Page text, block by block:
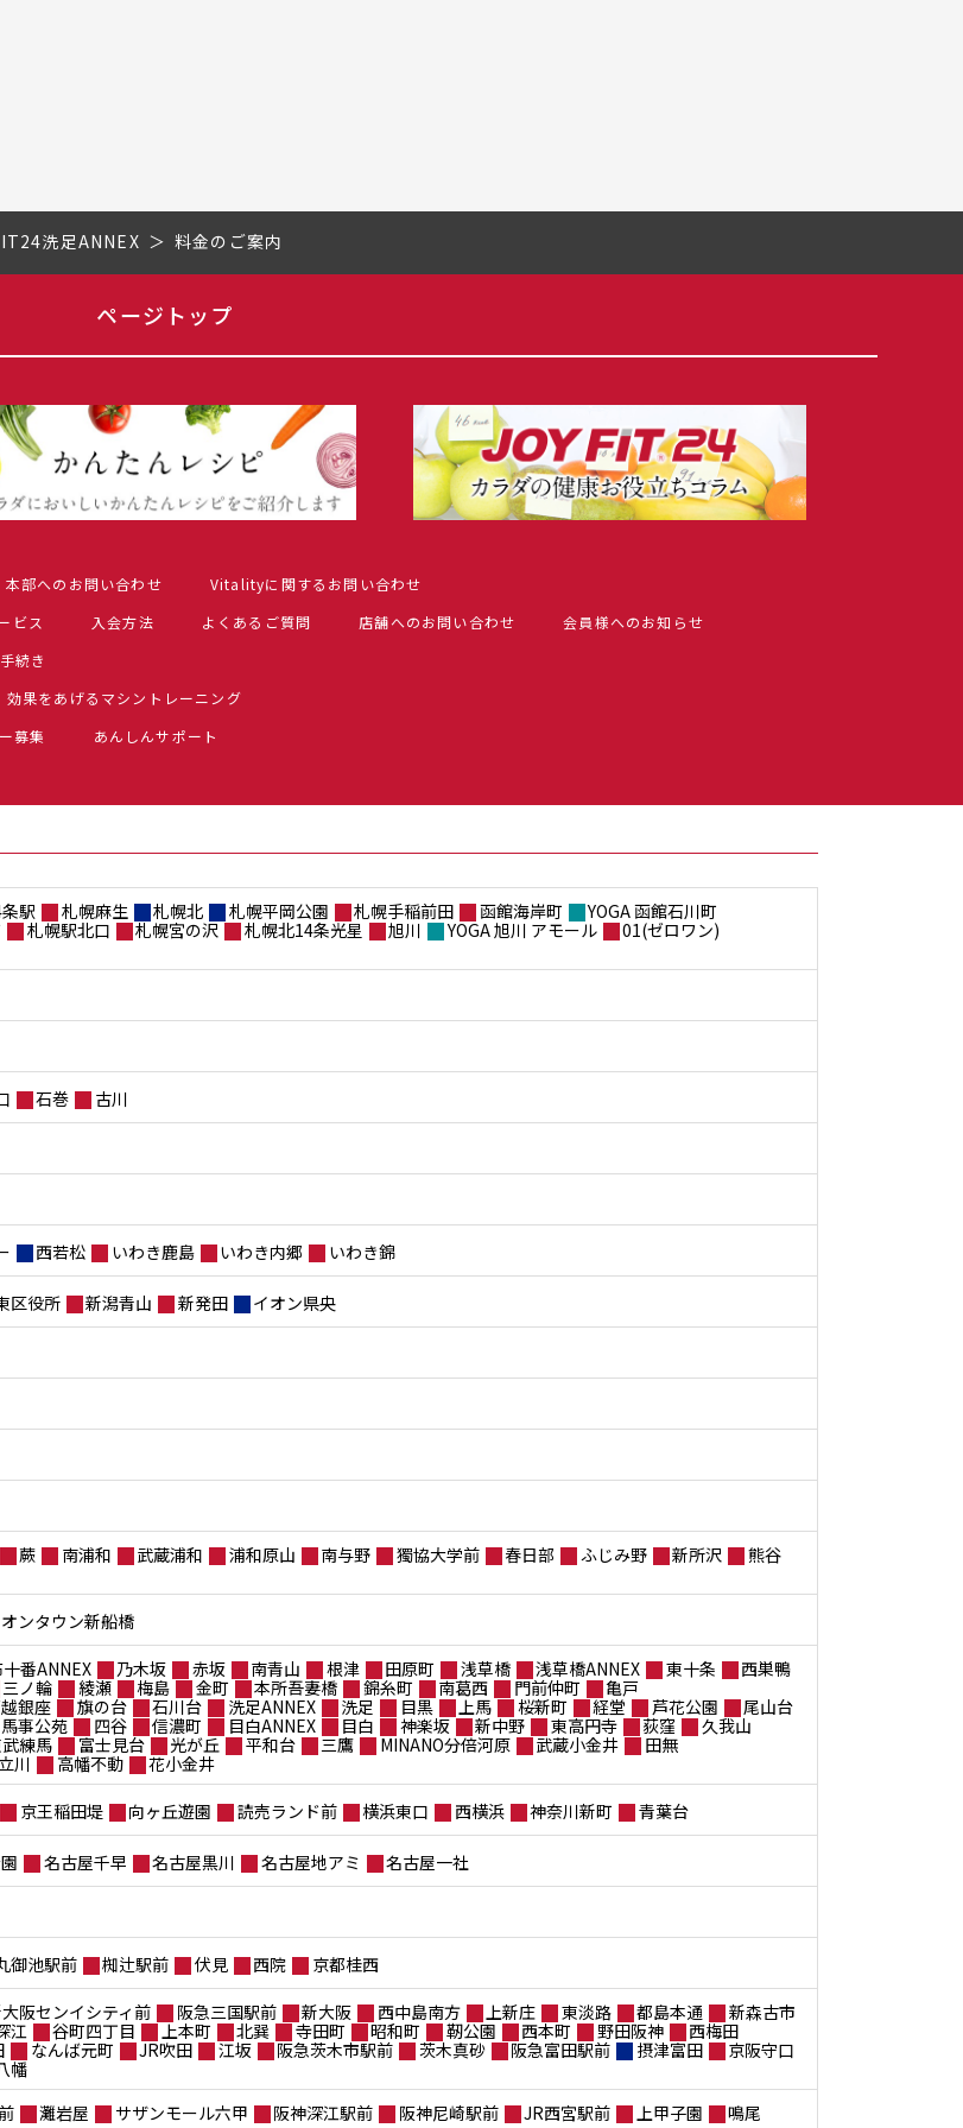
洗足ANNEX 料金のご案内
ページトップ
本部へのお問い合わせ
Vitalityに関するお問い合わせ
ビス 入会方法 よくあるご質問 店舗へのお問い合わせ
会員様へのお知らせ
続き
効果をあげるマシントレーニング
募集 あんしんサポート
駅 札幌麻生 札幌北 札幌平岡公園 札幌手稲前田 函館海岸町
YOGA 函館石川町
札幌駅北口 札幌宮の沢 札幌北14条光星 旭川 YOGA 旭川 アモール
01(ゼロワン)
石巻 古川
西若松 いわき鹿島 いわき内郷 いわき錦
区役所 新潟青山 新発田 イオン県央
蕨 南浦和 武蔵浦和 浦和原山 南与野 獨協大学前 春日部 ふじみ野 新所沢
熊谷
ンタウン新船橋
番ANNEX 乃木坂 赤坂 南青山 根津 田原町 浅草橋 浅草橋ANNEX 東十条
西巣鴨
三ノ輪 綾瀬 梅島 金町 本所吾妻橋 錦糸町 南葛西 門前仲町
亀戸
銀座 旗の台 石川台 洗足ANNEX 洗足 目黒 上馬 桜新町 経堂 芦花公園
尾山台
馬事公苑 四谷 信濃町 目白ANNEX 目白 神楽坂 新中野 東高円寺 荻窪
久我山
練馬 富士見台 光が丘 平和台 三鷹 MINANO分倍河原 武蔵小金井
田無
立川 高幡不動
花小金井
京王稲田堤 向ヶ丘遊園 読売ランド前 横浜東口 西横浜 神奈川新町 青葉台
名古屋千早 名古屋黒川 名古屋地アミ 名古屋一社
御池駅前 椥辻駅前 伏見 西院 京都桂西
阪センイシティ前 阪急三国駅前 新大阪 西中島南方 上新庄 東淡路 都島本通
新森古市
江 谷町四丁目 上本町 北巽 寺田町 昭和町 靭公園 西本町 野田阪神
西梅田
なんば元町 JR吹田 江坂 阪急茨木市駅前 茨木真砂 阪急富田駅前 摂津富田
京阪守口
幡
灘岩屋 サザンモール六甲 阪神深江駅前 阪神尼崎駅前 JR西宮駅前 上甲子園
鳴尾